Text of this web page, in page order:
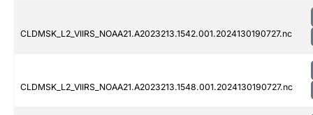
CLDMSK_L2_VIIRS_NOAA21.A2023213.1542.001.2024130190727.nc
CLDMSK_L2_VIIRS_NOAA21.A2023213.1548.001.2024130190727.nc